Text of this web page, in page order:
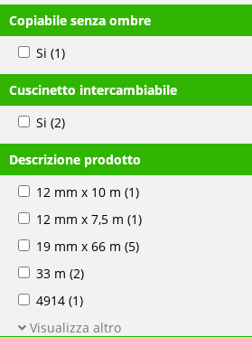
Copiabile senza ombre
Si (1)
Cuscinetto intercambiabile
Si (2)
Descrizione prodotto
12 mm x 10 m (1)
12 mm x 7,5 m (1)
19 mm x 66 m (5)
33 m (2)
4914 (1)
Visualizza altro